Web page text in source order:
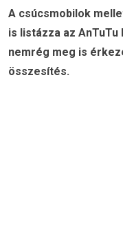
A csúcsmobilok
is listázza az
nemrég meg is
összesítés.